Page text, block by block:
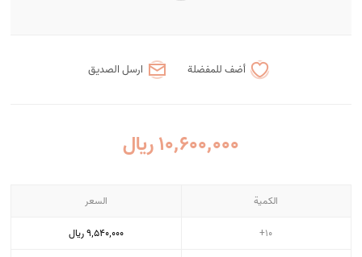
أضف للمفضلة ارسل الصديق
10٬600٬000 ریال
الكمية
10+
السعر
9٬540٬000 ریال